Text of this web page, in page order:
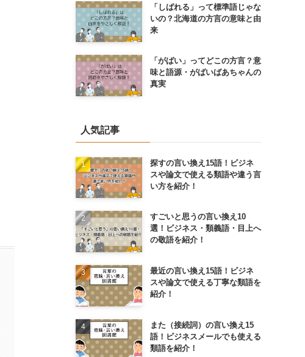
「しばれる」って標準語じゃな
いの？北海道の方言の意味と由
来
「がばい」ってどこの方言？意
味と語源・がばいばあちゃんの
真実
人気記事
探すの言い換え15語！ビジネ
スや論文で使える類語や違う言
い方を紹介！
すごいと思うの言い換え10
選！ビジネス・類義語・目上へ
の敬語を紹介！
最近の言い換え15語！ビジネ
スや論文で使える丁寧な類語を
紹介！
また（接続詞）の言い換え15
語！ビジネスメールでも使える
類語を紹介！